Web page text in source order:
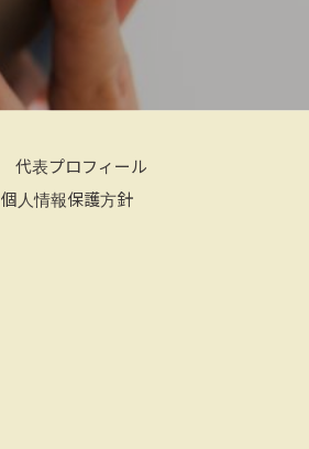
代表プロフィール
個人情報保護方針